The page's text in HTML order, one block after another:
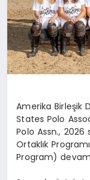
Amerika Birleşik
States Polo
Polo Assn., 2026
Ortaklık
Program)